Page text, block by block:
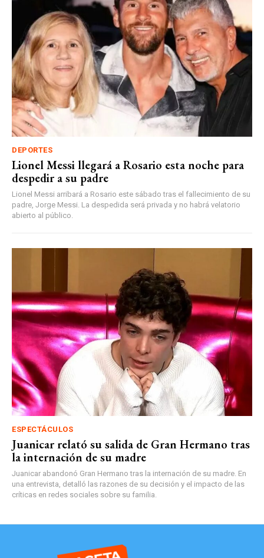
DEPORTES
Lionel Messi llegará a Rosario esta noche para
despedir a su padre
Lionel Messi arribará a Rosario este sábado tras el fallecimiento de su
padre, Jorge Messi. La despedida será privada y no habrá velatorio
abierto al público.
ESPECTÁCULOS
Juanicar relató su salida de Gran Hermano tras
la internación de su madre
Juanicar abandonó Gran Hermano tras la internación de su madre. En
una entrevista, detalló las razones de su decisión y el impacto de las
críticas en redes sociales sobre su familia.